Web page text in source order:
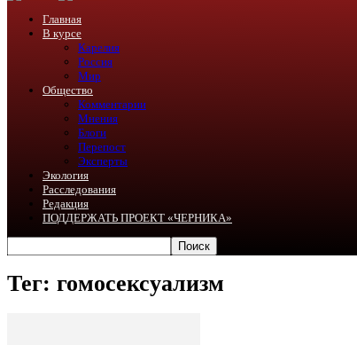
Главная
В курсе
Карелия
Россия
Мир
Общество
Комментарии
Мнения
Блоги
Перепост
Эксперты
Экология
Расследования
Редакция
ПОДДЕРЖАТЬ ПРОЕКТ «ЧЕРНИКА»
Тег: гомосексуализм